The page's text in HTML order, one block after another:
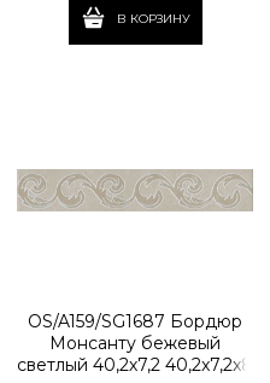
В КОРЗИНУ
OS/A159/SG1687 Бордюр
Монсанту бежевый
светлый 40,2х7,2 40,2x7,2x8